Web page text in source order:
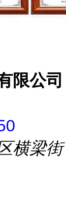
限公司
横梁街